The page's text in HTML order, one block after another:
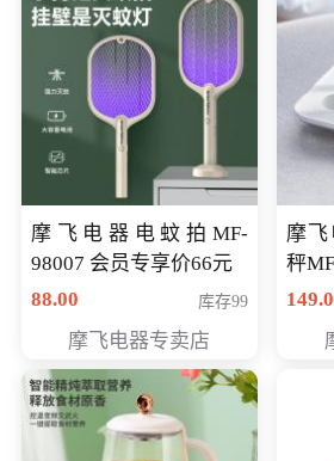
摩飞电器电蚊拍MF-
98007 会员专享价66元
88.00
库存99
摩飞电器专卖店
摩
秤
98元